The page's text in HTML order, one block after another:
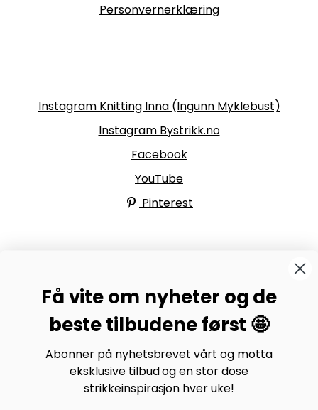
Personvernerklæring
Instagram Knitting Inna (Ingunn Myklebust)
Instagram Bystrikk.no
Facebook
YouTube
Pinterest
Bli medlem av Bystrikk-forumet vårt på Facebook og
møt både designere og teststrikkere, samt 31.000
andre Bystrikkere som deler erfaringer, bilder og
inspirasjon.
Bli medlem her.
Få vite om nyheter og de
beste tilbudene først 🤩
Abonner på nyhetsbrevet vårt og motta
eksklusive tilbud og en stor dose
strikkeinspirasjon hver uke!